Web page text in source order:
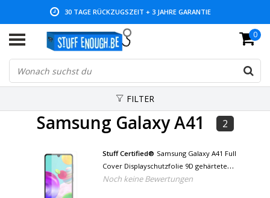
30 TAGE RÜCKZUGSZEIT + 3 JAHRE GARANTIE
NIEDRIGE PREISE UND GROSSE AUSWAHL 0
FILTER
Samsung Galaxy A41 2
Stuff Certified® Samsung Galaxy A41 Full
Cover Displayschutzfolie 9D gehärtete
Glasfolie gehärtete Glasbrille
Noch keine Bewertungen